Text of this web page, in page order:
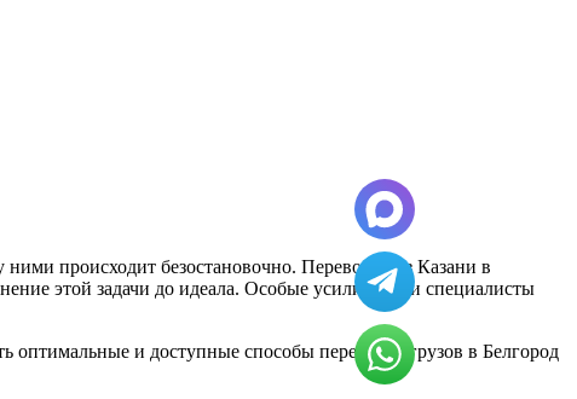
происходит безостановочно. Перевозки из Казани в
этой задачи до идеала. Особые усилия наши специалисты
и доступные способы перевозки грузов в Белгород